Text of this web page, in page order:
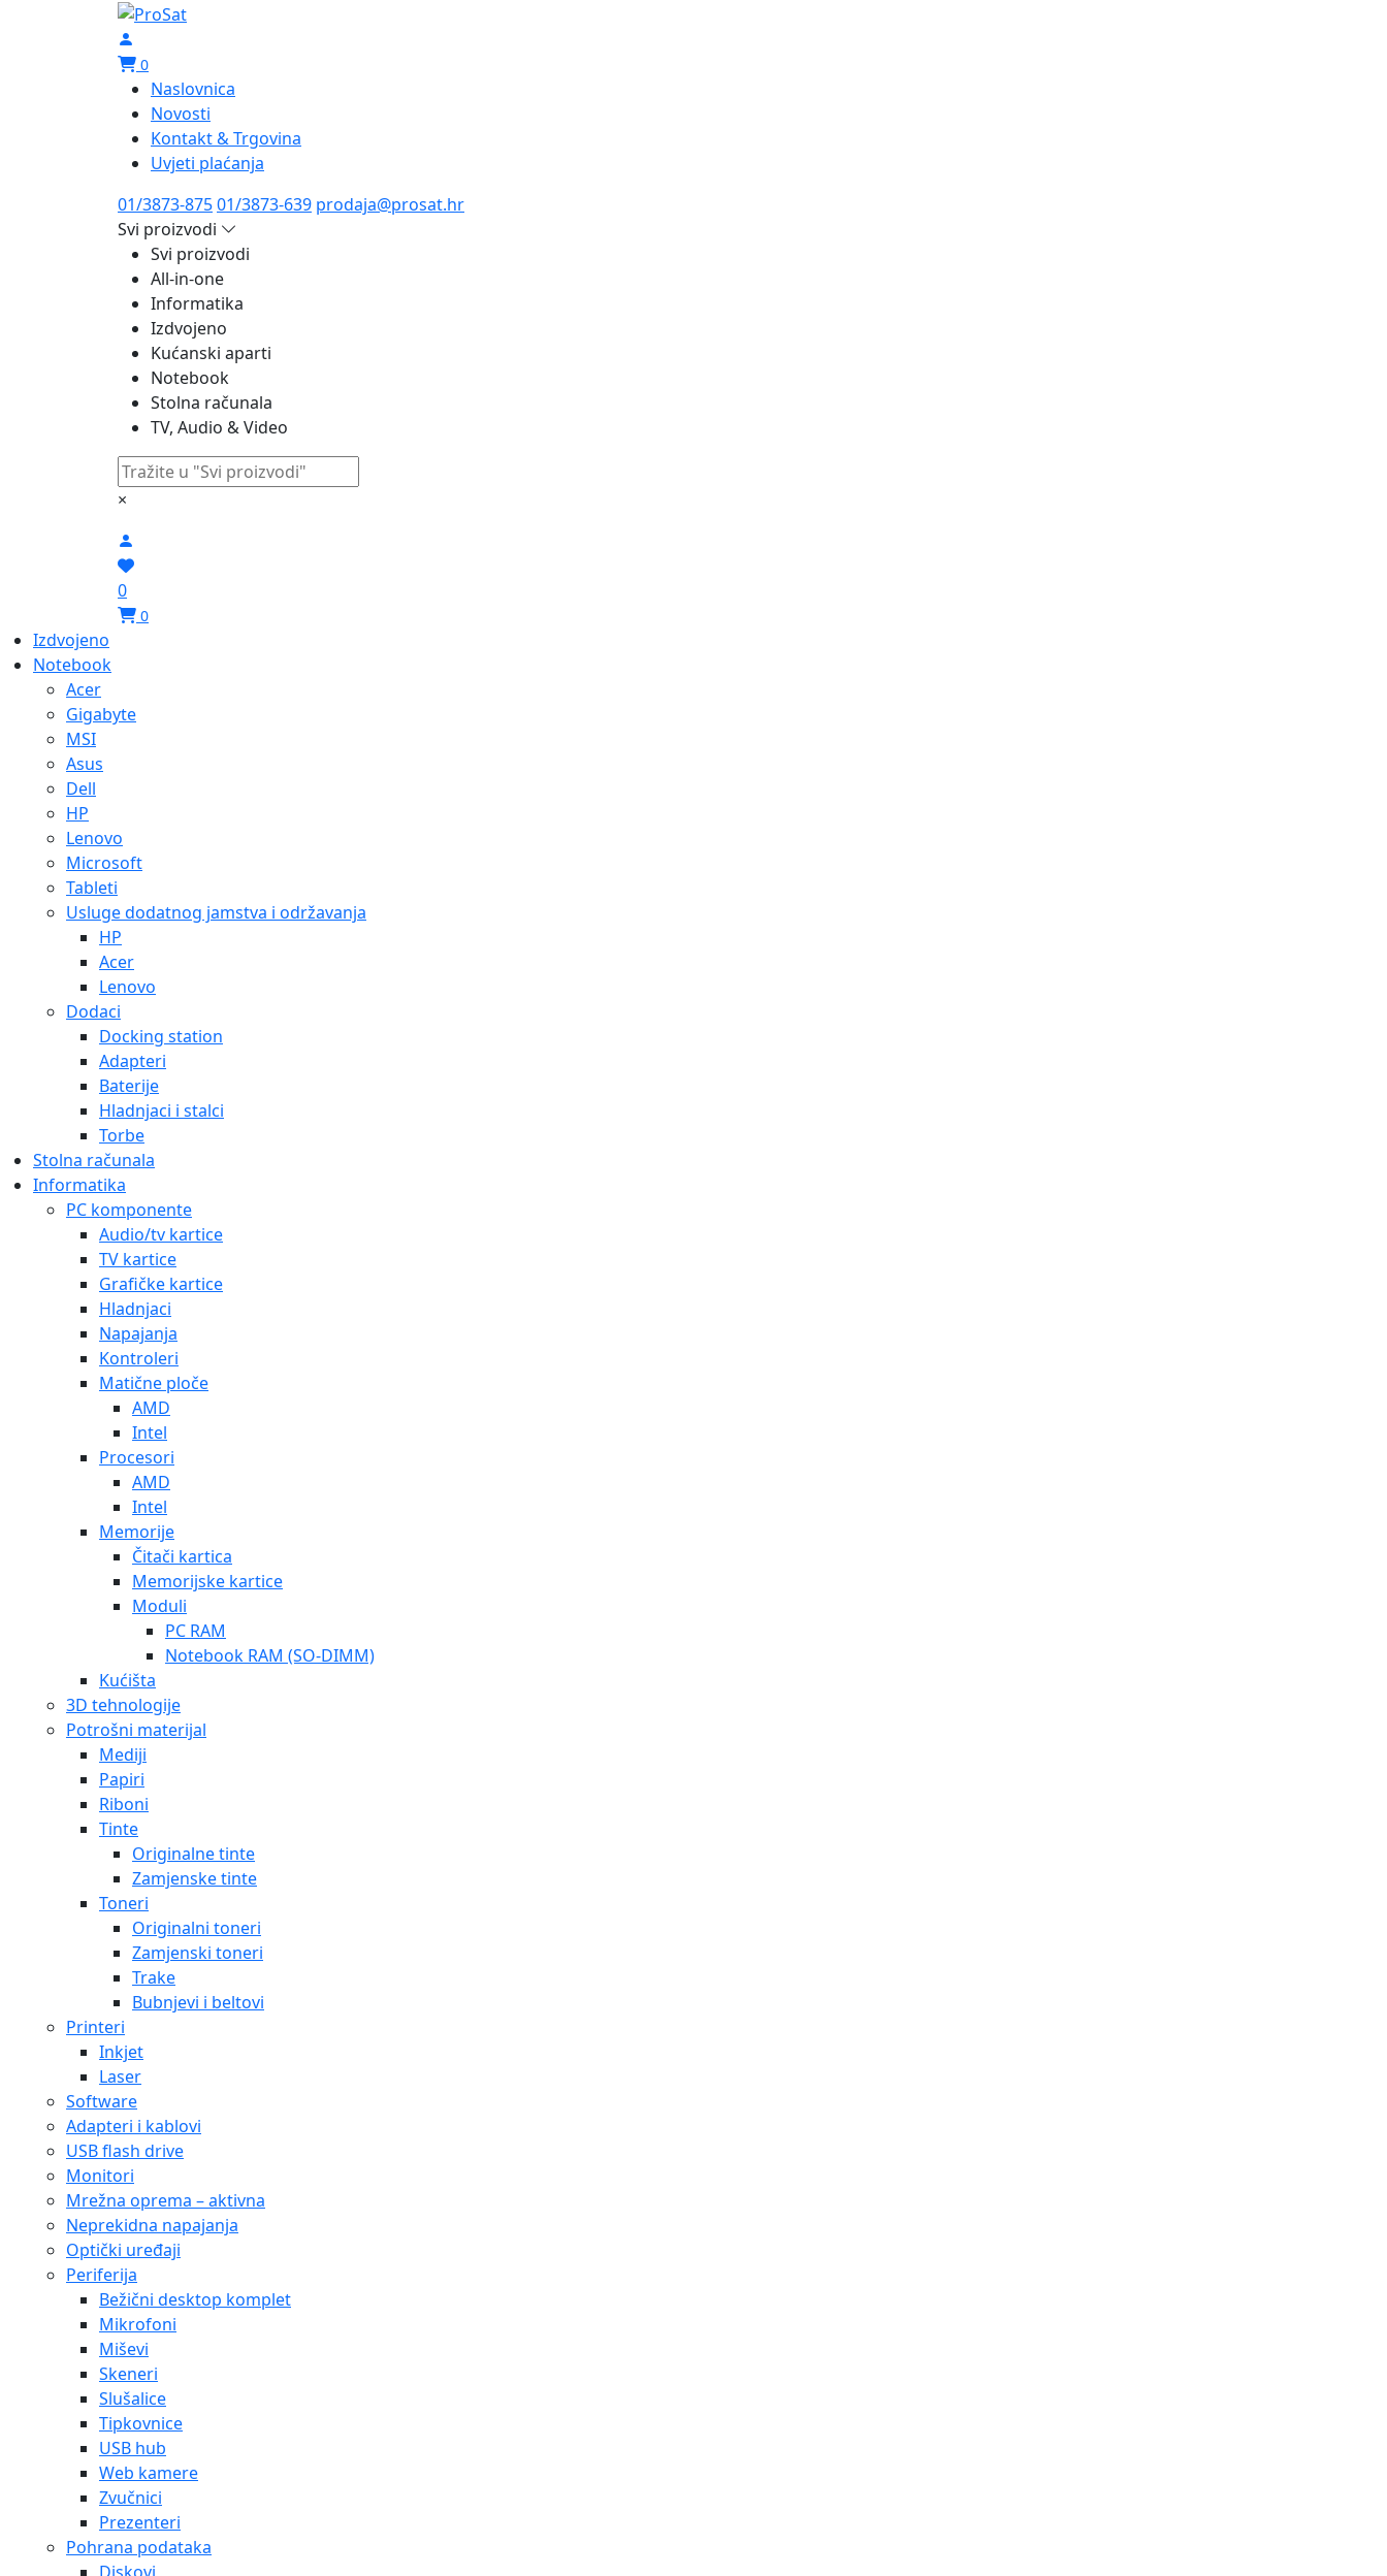
0
Naslovnica
Novosti
Kontakt & Trgovina
Uvjeti plaćanja
01/3873-87501/3873-639 prodaja@prosat.hr
Svi proizvodi
Svi proizvodi
All-in-one
Informatika
Izdvojeno
Kućanski aparti
Notebook
Stolna računala
TV, Audio & Video
×
0
0
Izdvojeno
Notebook
Acer
Gigabyte
MSI
Asus
Dell
HP
Lenovo
Microsoft
Tableti
Usluge dodatnog jamstva i održavanja
HP
Acer
Lenovo
Dodaci
Docking station
Adapteri
Baterije
Hladnjaci i stalci
Torbe
Stolna računala
Informatika
PC komponente
Audio/tv kartice
TV kartice
Grafičke kartice
Hladnjaci
Napajanja
Kontroleri
Matične ploče
AMD
Intel
Procesori
AMD
Intel
Memorije
Čitači kartica
Memorijske kartice
Moduli
PC RAM
Notebook RAM (SO-DIMM)
Kućišta
3D tehnologije
Potrošni materijal
Mediji
Papiri
Riboni
Tinte
Originalne tinte
Zamjenske tinte
Toneri
Originalni toneri
Zamjenski toneri
Trake
Bubnjevi i beltovi
Printeri
Inkjet
Laser
Software
Adapteri i kablovi
USB flash drive
Monitori
Mrežna oprema – aktivna
Neprekidna napajanja
Optički uređaji
Periferija
Bežični desktop komplet
Mikrofoni
Miševi
Skeneri
Slušalice
Tipkovnice
USB hub
Web kamere
Zvučnici
Prezenteri
Pohrana podataka